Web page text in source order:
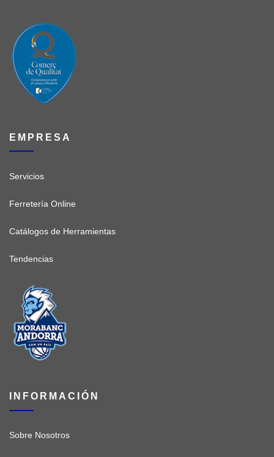
EMPRESA
Servicios
Ferretería Online
Catálogos de Herramientas
Tendencias
INFORMACIÓN
Sobre Nosotros